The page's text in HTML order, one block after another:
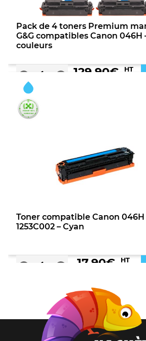
Pack de 4 toners Premium
G&G compatibles Canon 046H
couleurs
129,90€
HT
Toner compatible Canon 046H
1253C002 – Cyan
17,90€
HT